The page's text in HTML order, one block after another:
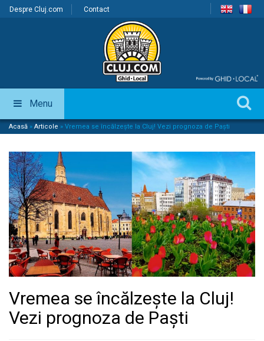
Despre Cluj.com Contact
Menu
Acasă » Articole » Vremea se încălzește la Cluj! Vezi prognoza de Paști
Vremea se încălzește la Cluj!
Vezi prognoza de Paști